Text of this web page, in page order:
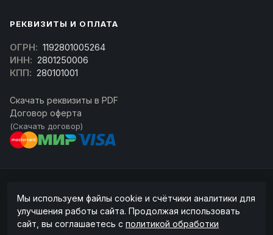
РЕКВИЗИТЫ И ОПЛАТА
ОГРН: 1192801005264
ИНН: 2801250006
КПП: 280101001
Скачать реквизиты в PDF
Договор оферта
(Скачать договор)
ссылка на источник обязательна.
Информация на сайте не является публичной офертой (ст. 437 ГК РФ).
Точную стоимость и наличие уточняйте у менеджера.
Мы используем файлы cookie и счётчики аналитики для
улучшения работы сайта. Продолжая использовать
сайт, вы соглашаетесь с политикой обработки